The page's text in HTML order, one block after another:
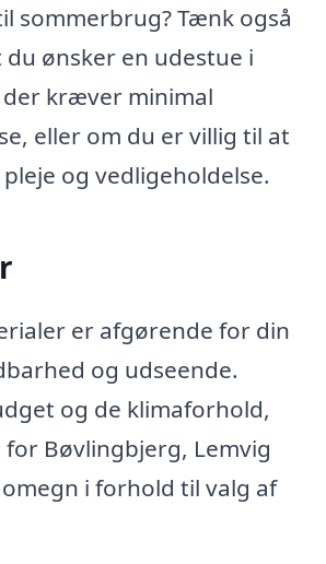
sommerbrug? Tænk også
ønsker en udestue i
kræver minimal
eller om du er villig til at
og vedligeholdelse.
er afgørende for din
og udseende.
og de klimaforhold,
Bøvlingbjerg, Lemvig
i forhold til valg af